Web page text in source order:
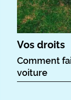
Vos droits
Comment
voiture